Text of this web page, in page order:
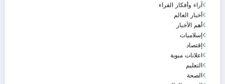
آراء وأفكار القراء
أخبار العالم
أهم الأخبار
إسلاميات
إقتصاد
اعلانات مبوبة
التعليم
الصحة